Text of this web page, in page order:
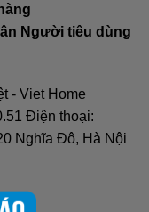
Người tiêu dùng
- Viet Home
Điện thoại:
Nghĩa Đô, Hà Nội